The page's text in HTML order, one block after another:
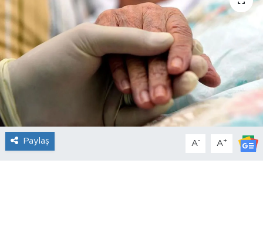
Paylaş A- A+
Haber Arşivi